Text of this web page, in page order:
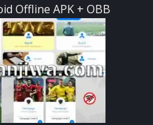
Offline APK + OBB